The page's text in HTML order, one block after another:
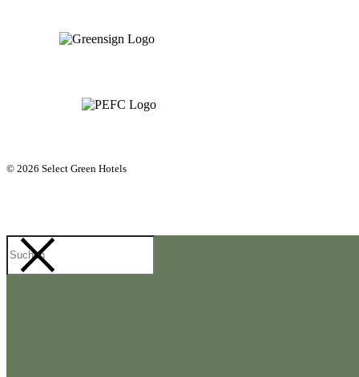
© 2026 Select Green Hotels